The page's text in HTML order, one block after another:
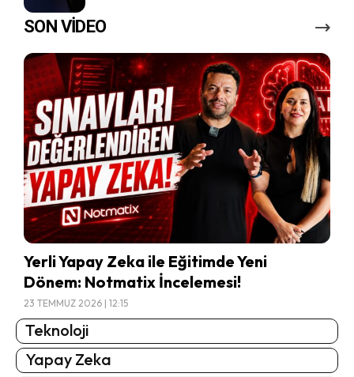
SON VİDEO
Yerli Yapay Zeka ile Eğitimde Yeni
Dönem: Notmatix İncelemesi!
23 TEMMUZ 2026 | 12:15
Teknoloji
Yapay Zeka